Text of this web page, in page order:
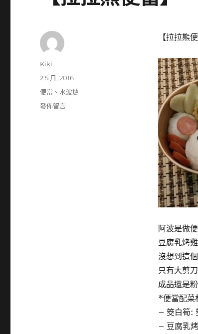
【拉拉熊便
阿波是做
豆腐乳烤
沒想到這
只有大剪
成品還是
*便當配菜
– 筊白筍:
– 豆腐乳
作
Kiki
發
佈
期:
2 5 月, 2016
分
類
便當 、 水波爐
在
發佈留言